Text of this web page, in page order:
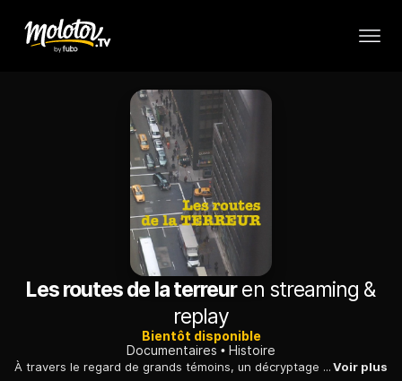
Les routes de la terreuren streaming &
replay
Bientôt disponible
Documentaires
Histoire
À travers le regard de grands témoins, un décryptage minutieux des relations internationales et des facteurs qui ont conduit à l’attaque du 11-Septembre....Voir plus